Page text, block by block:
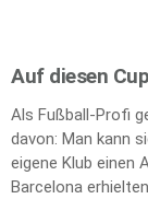
Auf diesen
Als Fußball-Profi
davon: Man kann
eigene Klub einen
Barcelona